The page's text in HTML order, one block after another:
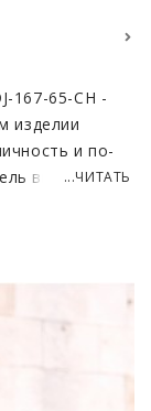
167-65-CH -
изделии
и по-
выполнена
эффект
шубу
линии
...ЧИТАТЬ